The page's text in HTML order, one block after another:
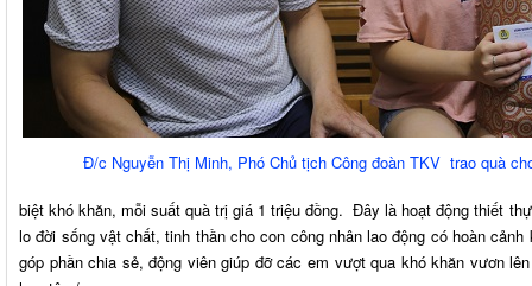
Đ/c Nguyễn Thị Minh, Phó Chủ tịch Công đoàn TKV trao quà
biệt khó khăn, mỗi suất quà trị giá 1 triệu đồng. Đây là hoạt động thiết
lo đời sống vật chất, tinh thần cho con công nhân lao động có hoàn
góp phần chia sẻ, động viên giúp đỡ các em vượt qua khó khăn vươn